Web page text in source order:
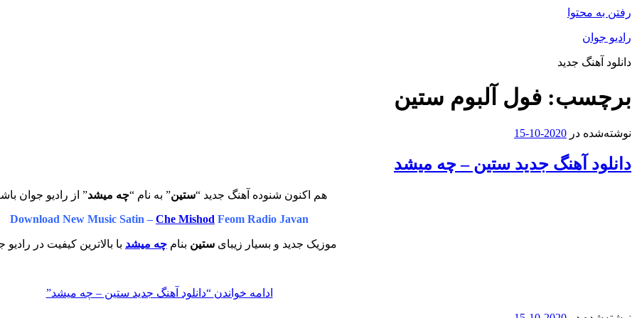
رفتن به محتوا
رادیو جوان
دانلود آهنگ جدید
برچسب: فول آلبوم ستین
نوشته‌شده در 2020-10-15
دانلود آهنگ جدید ستین – چه میشد
هم اکنون شنوده آهنگ جدید “ستین” به نام “چه میشد” از رادیو جوان
Download New Music Satin – Che Mishod Feom Radio Javan
موزیک جدید و بسیار زیبای ستین بنام چه میشد با بالاترین کیفیت در رادیو
ادامه خواندن “دانلود آهنگ جدید ستین – چه میشد”